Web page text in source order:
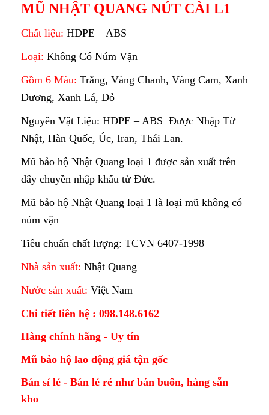
MŨ NHẬT QUANG NÚT CÀI L1
Chất liệu: HDPE – ABS
Loại: Không Có Núm Vặn
Gồm 6 Màu: Trắng, Vàng Chanh, Vàng Cam, Xanh
Dương, Xanh Lá, Đỏ
Nguyên Vật Liệu: HDPE – ABS Được Nhập Từ
Nhật, Hàn Quốc, Úc, Iran, Thái Lan.
Mũ bảo hộ Nhật Quang loại 1 được sản xuất trên
dây chuyền nhập khẩu từ Đức.
Mũ bảo hộ Nhật Quang loại 1 là loại mũ không có
núm vặn
Tiêu chuẩn chất lượng: TCVN 6407-1998
Nhà sản xuất: Nhật Quang
Nước sản xuất: Việt Nam
Chi tiết liên hệ : 098.148.6162
Hàng chính hãng - Uy tín
Mũ bảo hộ lao động giá tận gốc
Bán sỉ lẻ - Bán lẻ rẻ như bán buôn, hàng sẵn
kho